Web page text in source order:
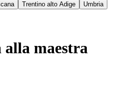
Trentino alto Adige
Umbria
maestra